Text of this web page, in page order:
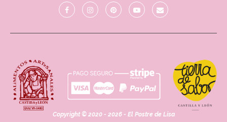
Copyright © 2020 - 2026 - El Postre de Lisa